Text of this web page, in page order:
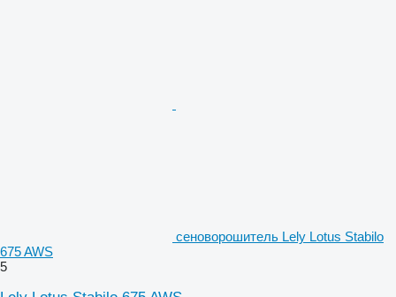
сеноворошитель Lely Lotus Stabilo
675 AWS
5